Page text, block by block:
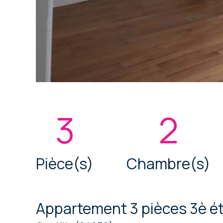
3
Pièce(s)
2
Chambre(s)
Appartement 3 pièces 3è